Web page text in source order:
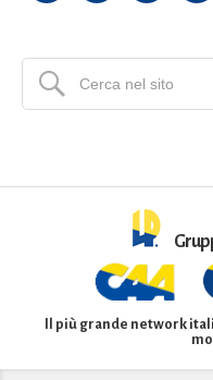
Il più grande network